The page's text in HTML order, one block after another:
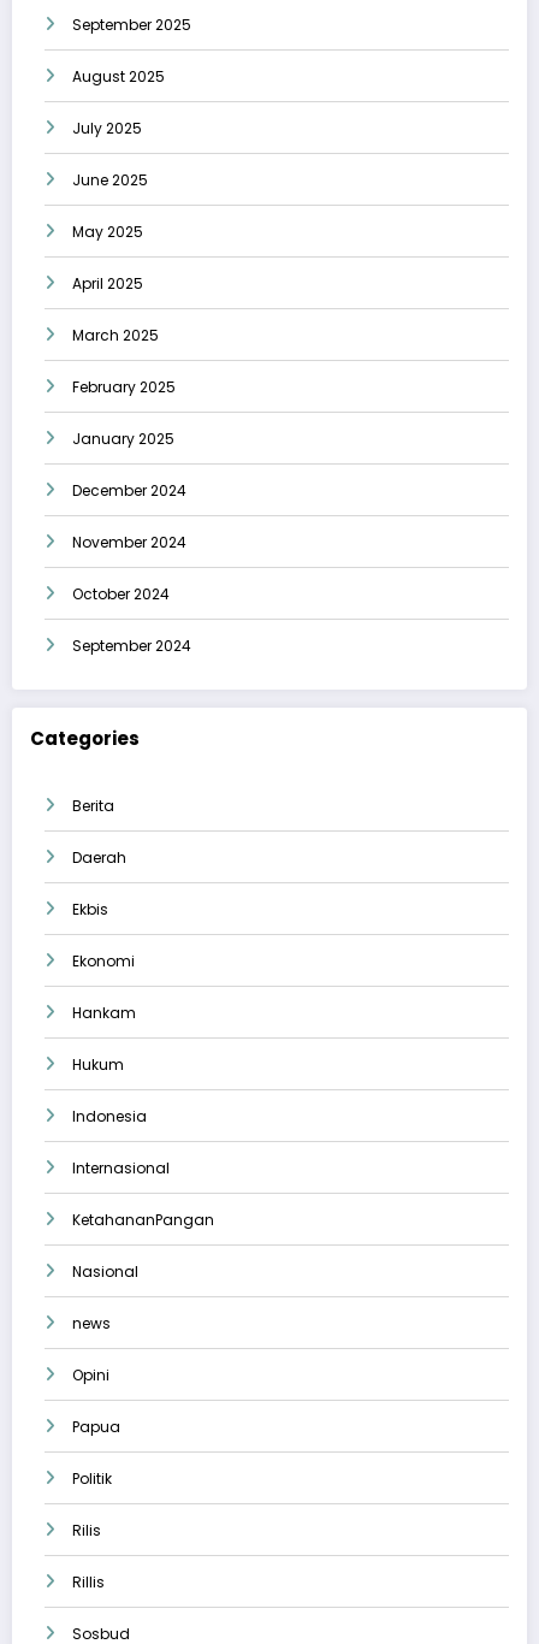
September 2025
August 2025
July 2025
June 2025
May 2025
April 2025
March 2025
February 2025
January 2025
December 2024
November 2024
October 2024
September 2024
Categories
Berita
Daerah
Ekbis
Ekonomi
Hankam
Hukum
Indonesia
Internasional
KetahananPangan
Nasional
news
Opini
Papua
Politik
Rilis
Rillis
Sosbud